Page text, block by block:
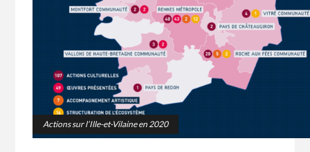
Actions sur l’Ille-et-Vilaine en 2020